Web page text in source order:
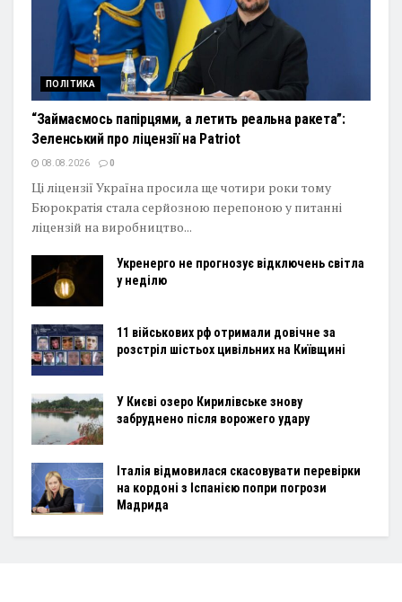
ПОЛІТИКА
“Займаємось папірцями, а летить реальна ракета”:
Зеленський про ліцензії на Patriot
08.08.2026 0
Ці ліцензії Україна просила ще чотири роки тому
Бюрократія стала серйозною перепоною у питанні
ліцензій на виробництво...
Укренерго не прогнозує відключень світла
у неділю
11 військових рф отримали довічне за
розстріл шістьох цивільних на Київщині
У Києві озеро Кирилівське знову
забруднено після ворожего удару
Італія відмовилася скасовувати перевірки
на кордоні з Іспанією попри погрози
Мадрида